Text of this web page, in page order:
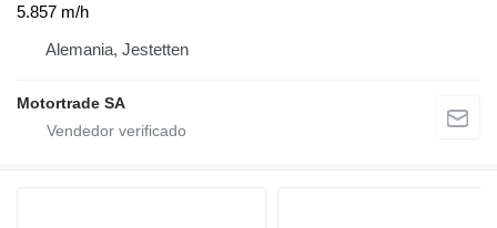
5.857 m/h
Alemania, Jestetten
Motortrade SA